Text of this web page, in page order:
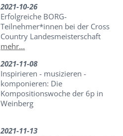
2021-10-26
Erfolgreiche BORG-
Teilnehmer*innen bei der Cross
Country Landesmeisterschaft
mehr...
2021-11-08
Inspirieren - musizieren -
komponieren: Die
Kompositionswoche der 6p in
Weinberg
2021-11-13